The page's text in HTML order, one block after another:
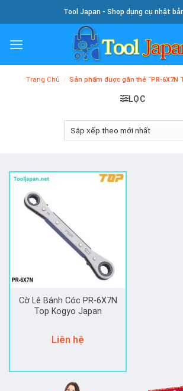
To
Content
Tool Japan - Shop dụng cụ nhật
Trang Chủ / Sản phẩm được gắn thẻ “PR-6X7N
LỌC
Cờ Lê Bánh Cóc PR-6X7N
Top Kogyo Japan
Liên hệ